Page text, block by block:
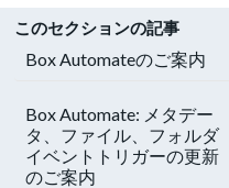
このセクションの記事
Box Automateのご案内
Box Automate: メタデー
タ、ファイル、フォルダ
イベントトリガーの更新
のご案内